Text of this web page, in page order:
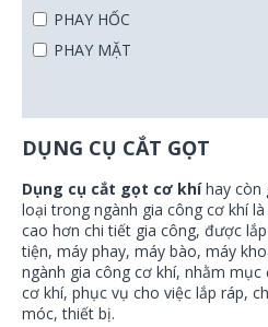
DORMER PRAMET
PHAY HỐC
PHAY MẶT
phay mặt, phay rãnh, phay
thép, inox, gang
PHAY PLUNGING
PHAY RAMPING
PHAY RÃNH
PHAY VAI
phay vai, phay hốc, phay
DỤNG CỤ CẮT GỌT
Dụng cụ cắt gọt cơ khíhay còn
loại trong ngành gia công cơ khí
cao hơn chi tiết gia công, được
tiện, máy phay, máy bào, máy
ngành gia công cơ khí, nhằm
cơ khí, phục vụ cho việc lắp ráp,
móc, thiết bị.